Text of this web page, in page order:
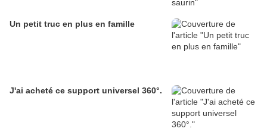
Un petit truc en plus en famille
J'ai acheté ce support universel 360°.